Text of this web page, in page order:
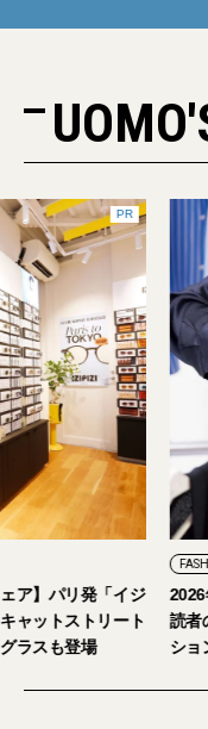
PR
ア】パリ発「イジ
ャットストリート
ラスも登場
読者
ショ